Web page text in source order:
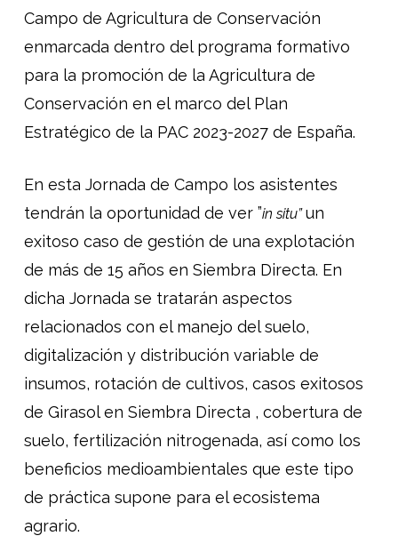
Campo de Agricultura de Conservación
enmarcada dentro del programa formativo
para la promoción de la Agricultura de
Conservación en el marco del Plan
Estratégico de la PAC 2023-2027 de España.
En esta Jornada de Campo los asistentes
tendrán la oportunidad de ver ”in situ”un
exitoso caso de gestión de una explotación
de más de 15 años en Siembra Directa. En
dicha Jornada se tratarán aspectos
relacionados con el manejo del suelo,
digitalización y distribución variable de
insumos, rotación de cultivos, casos exitosos
de Girasol en Siembra Directa , cobertura de
suelo, fertilización nitrogenada, así como los
beneficios medioambientales que este tipo
de práctica supone para el ecosistema
agrario.